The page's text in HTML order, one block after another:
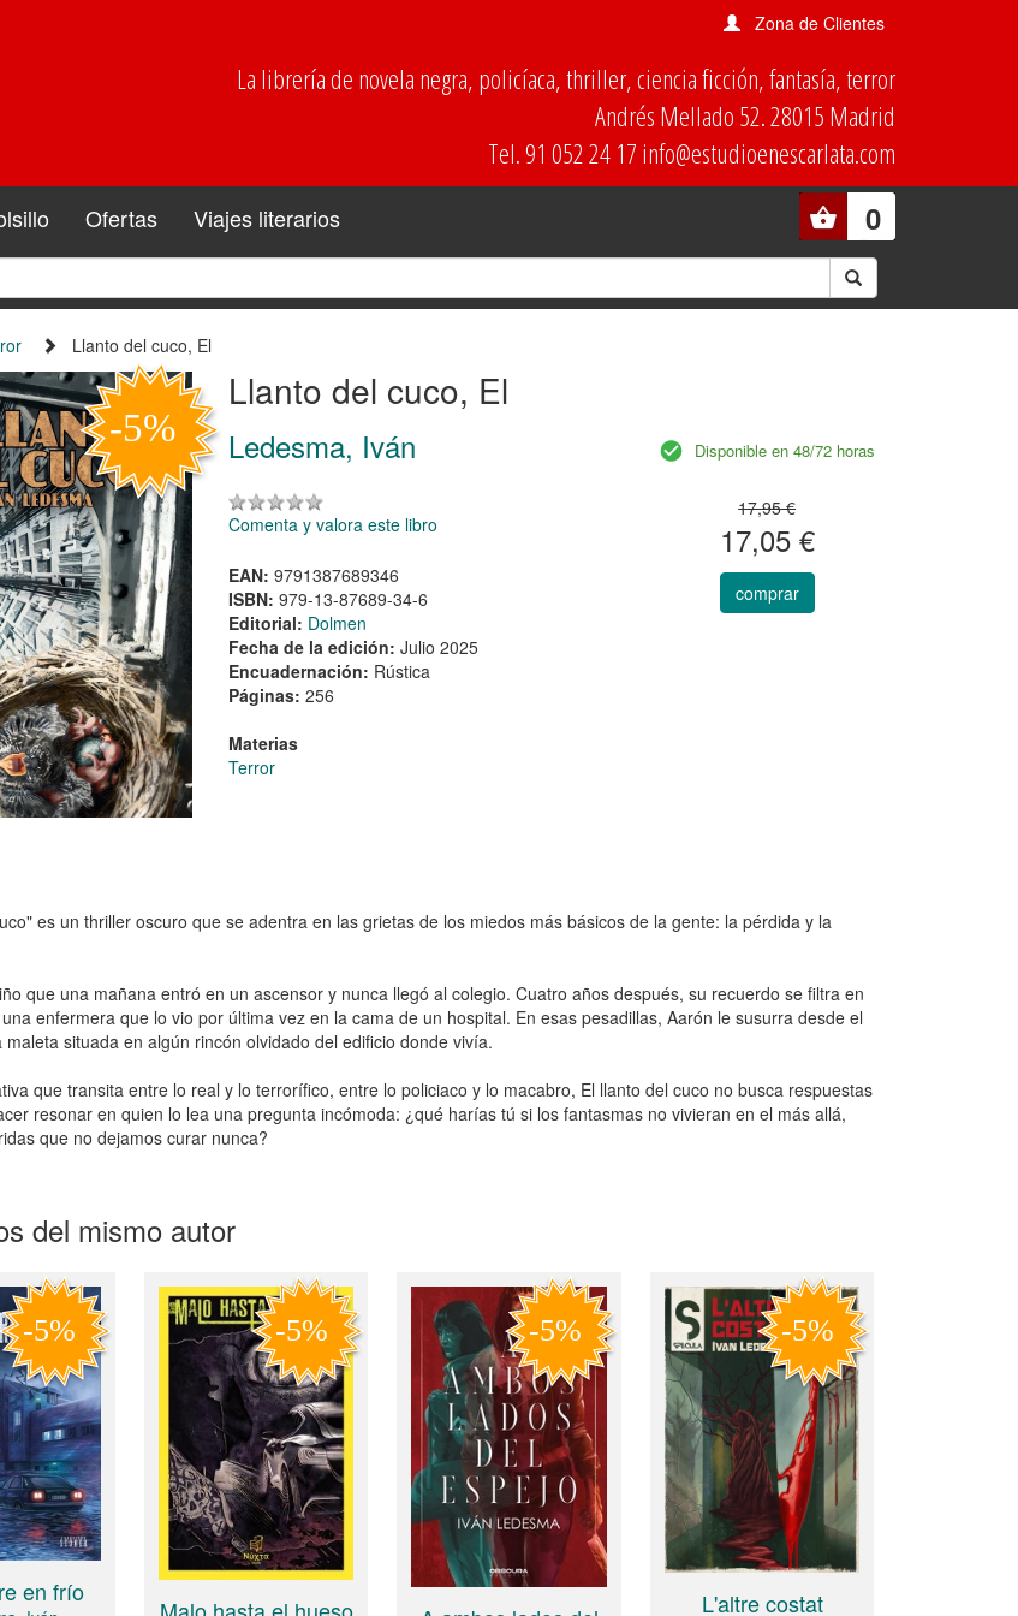
Zona de Clientes
La librería de novela negra, policíaca, thriller, ciencia ficción, fantasía, terror
Andrés Mellado 52. 28015 Madrid
Tel. 91 052 24 17 info@estudioenescarlata.com
0
Ofertas Viajes literarios
Llanto del cuco, El
Llanto del cuco, El
Ledesma, Iván
Comenta y valora este libro
EAN: 9791387689346
ISBN: 979-13-87689-34-6
Editorial: Dolmen
Fecha de la edición: Julio 2025
Encuadernación: Rústica
Páginas: 256
Materias
Terror
Disponible en 48/72 horas
17,95 €
17,05 €
comprar
es un thriller oscuro que se adentra en las grietas de los miedos más básicos de la gente: la pérdida y la
que una mañana entró en un ascensor y nunca llegó al colegio. Cuatro años después, su recuerdo se filtra en
enfermera que lo vio por última vez en la cama de un hospital. En esas pesadillas, Aarón le susurra desde el
situada en algún rincón olvidado del edificio donde vivía.
que transita entre lo real y lo terrorífico, entre lo policiaco y lo macabro, El llanto del cuco no busca respuestas
resonar en quien lo lea una pregunta incómoda: ¿qué harías tú si los fantasmas no vivieran en el más allá,
que no dejamos curar nunca?
del mismo autor
en frío L'altre costat